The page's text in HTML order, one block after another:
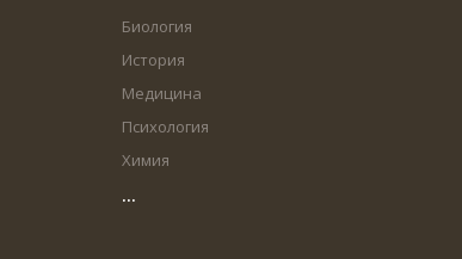
Биология
История
Медицина
Психология
Химия
...